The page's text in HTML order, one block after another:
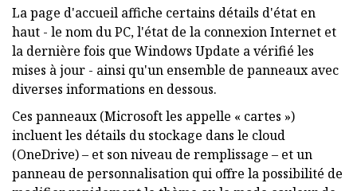
La page d'accueil affiche certains détails d'état en
haut - le nom du PC, l'état de la connexion Internet et
la dernière fois que Windows Update a vérifié les
mises à jour - ainsi qu'un ensemble de panneaux avec
diverses informations en dessous.
Ces panneaux (Microsoft les appelle « cartes »)
incluent les détails du stockage dans le cloud
(OneDrive) – et son niveau de remplissage – et un
panneau de personnalisation qui offre la possibilité de